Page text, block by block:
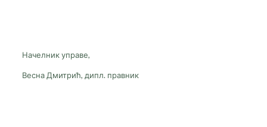
Начелник управе,
Весна Дмитрић, дипл. правник